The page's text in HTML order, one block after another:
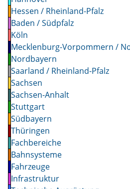
Hessen / Rheinland-Pfalz
Baden / Südpfalz
Köln
Mecklenburg-Vorpommern /
Nordbayern
Saarland / Rheinland-Pfalz
Sachsen
Sachsen-Anhalt
Stuttgart
Südbayern
Thüringen
Fachbereiche
Bahnsysteme
Fahrzeuge
Infrastruktur